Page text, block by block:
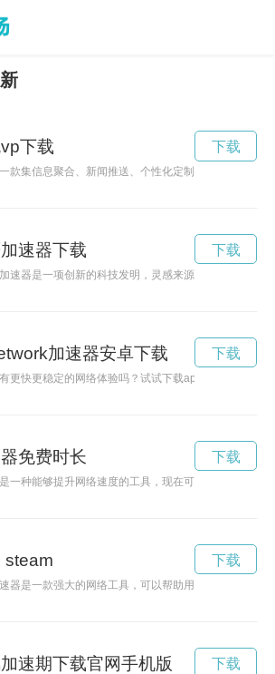
下载
款集信息聚合、新闻推送、个性化定制等功能于一体
下载
速器下载
速器是一项创新的科技发明，灵感来源于黄鹂鸟优美
下载
加速器安卓下载
更快更稳定的网络体验吗？试试下载apnetwork加速器
下载
免费时长
一种能够提升网络速度的工具，现在可免费试用1小时
下载
steam
器是一款强大的网络工具，可以帮助用户快速、准确
下载
速期下载官网手机版 下载